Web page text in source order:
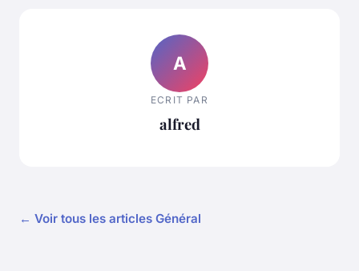
A
ECRIT PAR
alfred
← Voir tous les articles Général